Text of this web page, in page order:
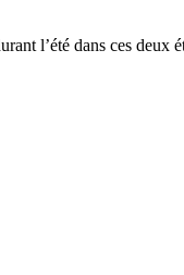
l’été dans ces deux